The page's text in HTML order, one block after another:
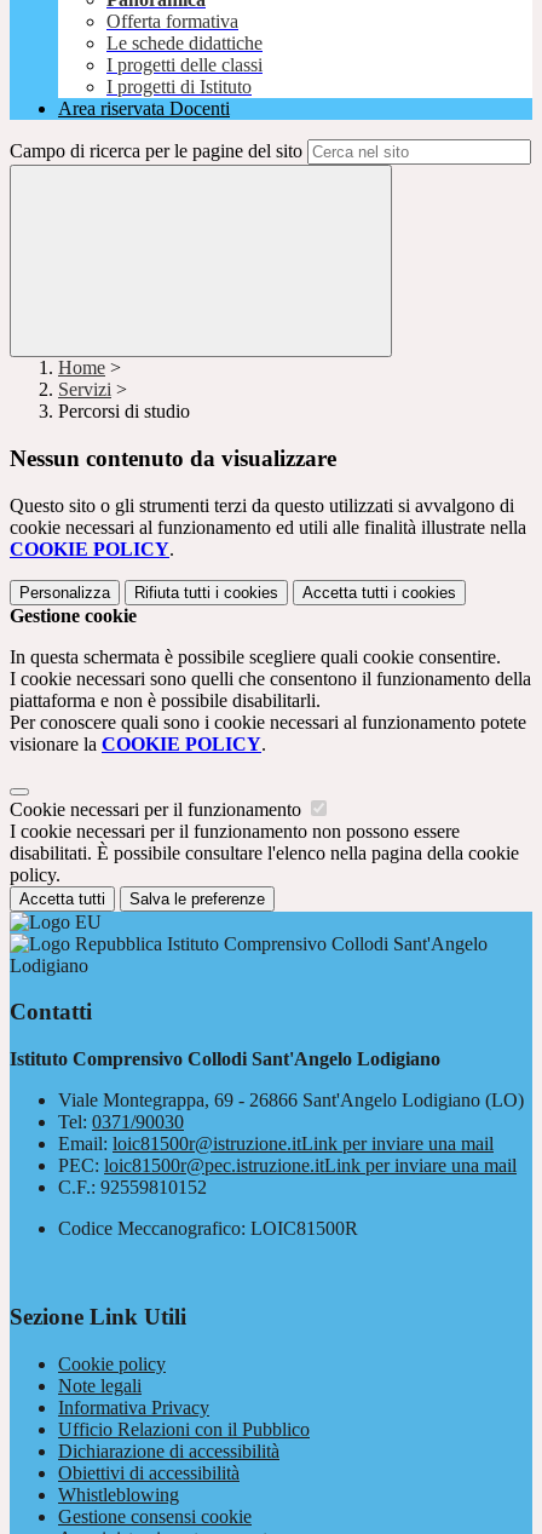
Offerta formativa
Le schede didattiche
I progetti delle classi
I progetti di Istituto
Area riservata Docenti
Campo di ricerca per le pagine del sito
Home >
Servizi >
Percorsi di studio
Nessun contenuto da visualizzare
Questo sito o gli strumenti terzi da questo utilizzati si avvalgono di
cookie necessari al funzionamento ed utili alle finalità illustrate nella
COOKIE POLICY.
Personalizza Rifiuta tutti i cookies Accetta tutti i cookies
Gestione cookie
In questa schermata è possibile scegliere quali cookie consentire.
I cookie necessari sono quelli che consentono il funzionamento della
piattaforma e non è possibile disabilitarli.
Per conoscere quali sono i cookie necessari al funzionamento potete
visionare la COOKIE POLICY.
Cookie necessari per il funzionamento
I cookie necessari per il funzionamento non possono essere
disabilitati. È possibile consultare l'elenco nella pagina della cookie
policy.
Accetta tutti Salva le preferenze
Istituto Comprensivo Collodi Sant'Angelo
Lodigiano
Contatti
Istituto Comprensivo Collodi Sant'Angelo Lodigiano
Viale Montegrappa, 69 - 26866 Sant'Angelo Lodigiano (LO)
Tel: 0371/90030
Email: loic81500r@istruzione.itLink per inviare una mail
PEC: loic81500r@pec.istruzione.itLink per inviare una mail
C.F.: 92559810152
Codice Meccanografico: LOIC81500R
Sezione Link Utili
Cookie policy
Note legali
Informativa Privacy
Ufficio Relazioni con il Pubblico
Dichiarazione di accessibilità
Obiettivi di accessibilità
Whistleblowing
Gestione consensi cookie